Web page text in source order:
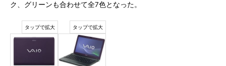
ク、グリーンも合わせて全7色となった。